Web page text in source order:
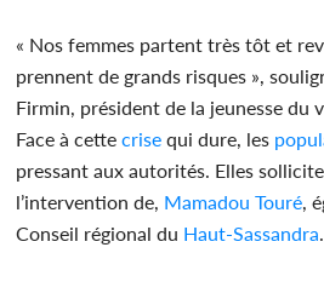
« Nos femmes partent très tôt et
prennent de grands risques »,
Firmin, président de la jeunesse du
Face à cette crise qui dure, les
pressant aux autorités. Elles
l’intervention de, Mamadou Touré ,
Conseil régional du Haut-Sassandra